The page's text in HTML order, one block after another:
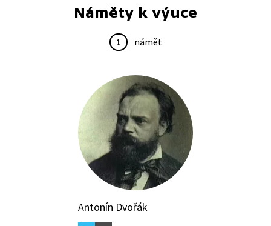
Náměty k výuce
1 námět
Antonín Dvořák